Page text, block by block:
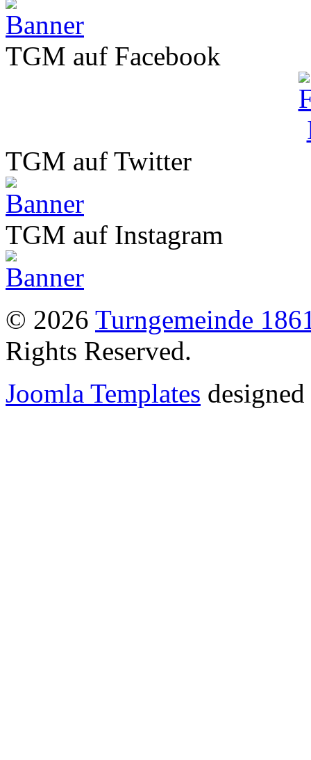
TGM auf Facebook
TGM auf Twitter
TGM auf Instagram
© 2026 Turngemeinde
Rights Reserved.
Joomla Templates